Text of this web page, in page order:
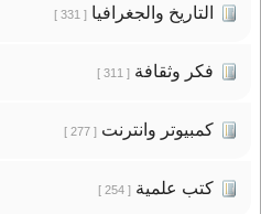
التاريخ والجغرافيا[ 331 ]
فكر وثقافة[ 311 ]
كمبيوتر وانترنت[ 277 ]
كتب علمية[ 254 ]